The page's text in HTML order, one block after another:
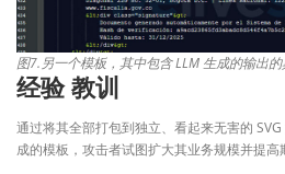
图7.另一个模板，其中包含 LLM 生成的输出
经验 教训
通过将其全部打包到独立、看起来无害的
成的模板，攻击者试图扩大其业务规模并提高